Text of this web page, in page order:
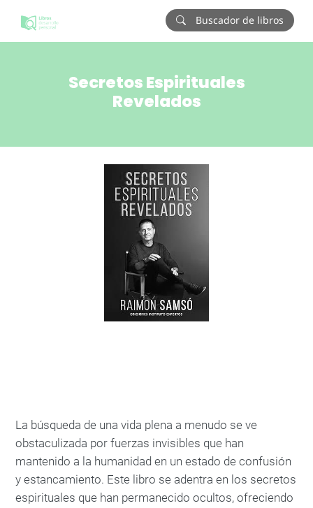
Buscador de libros
Secretos Espirituales
Revelados
La búsqueda de una vida plena a menudo se ve
obstaculizada por fuerzas invisibles que han
mantenido a la humanidad en un estado de confusión
y estancamiento. Este libro se adentra en los secretos
espirituales que han permanecido ocultos, ofreciendo